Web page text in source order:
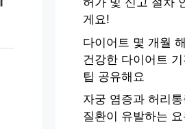
게요!
다이어트 몇 개월
건강한 다이어트
팁 공유해요
자궁 염증과 허리
질환이 유발하는